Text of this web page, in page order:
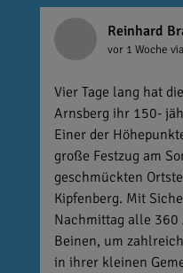
Reinhard
vor 1 Woche
Vier Tage lang hat
Arnsberg ihr 150-
Einer der
große Festzug am
geschmückten
Kipfenberg. Mit
Nachmittag alle 360
Beinen, um
in ihrer kleinen